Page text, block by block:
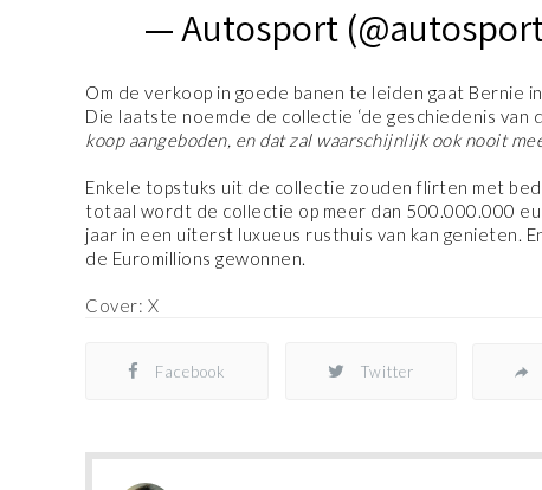
— Autosport
Om de verkoop in goede banen te leiden gaat Bernie
Die laatste noemde de collectie ‘de geschiedenis van
koop aangeboden, en dat zal waarschijnlijk ook nooit
Enkele topstuks uit de collectie zouden flirten met
totaal wordt de collectie op meer dan 500.000.000
jaar in een uiterst luxueus rusthuis van kan genieten.
de Euromillions gewonnen.
Cover: X
Facebook Twitter